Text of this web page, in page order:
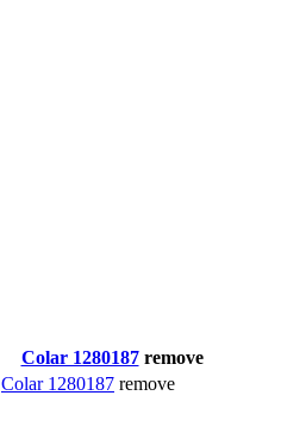
Colar 1280187 remove
Colar 1280187 remove